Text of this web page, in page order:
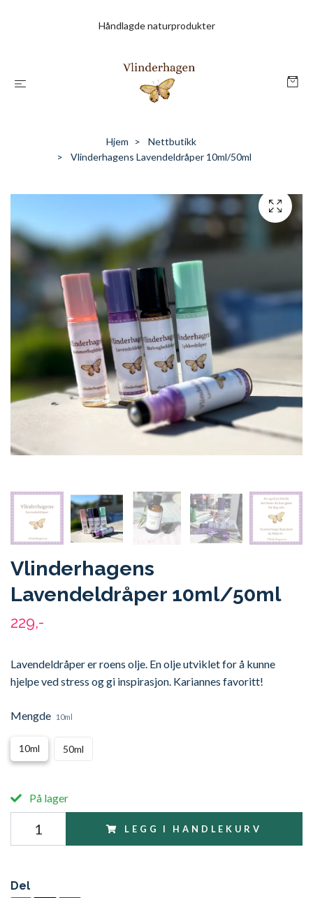
Håndlagde naturprodukter
Hjem
Nettbutikk
Vlinderhagens Lavendeldråper 10ml/50ml
Vlinderhagens
Lavendeldråper 10ml/50ml
229,-
Lavendeldråper er roens olje. En olje utviklet for å kunne
hjelpe ved stress og gi inspirasjon. Kariannes favoritt!
Mengde 10ml
10ml 50ml
På lager
LEGG I HANDLEKURV
Del